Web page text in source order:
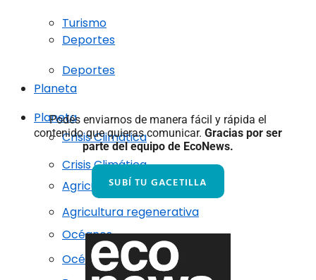
Deportes
Planeta
Crisis Climática
Agricultura regenerativa
Océanos
Turismo
Deportes
Planeta
Crisis Climática
Agricultura regenerativa
Océanos
Podés enviarnos de manera fácil y rápida el
contenido que quieras comunicar. Gracias por ser
parte del equipo de EcoNews.
SUBÍ TU GACETILLA